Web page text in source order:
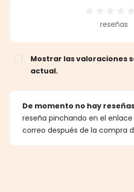
Calificación promedio de 0
reseñas
Mostrar las valoraciones
actual.
De momento no hay
reseña pinchando en el
correo después de la compra